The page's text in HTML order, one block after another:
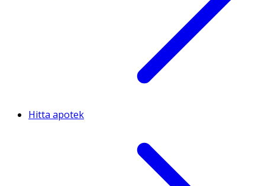
Hitta apotek